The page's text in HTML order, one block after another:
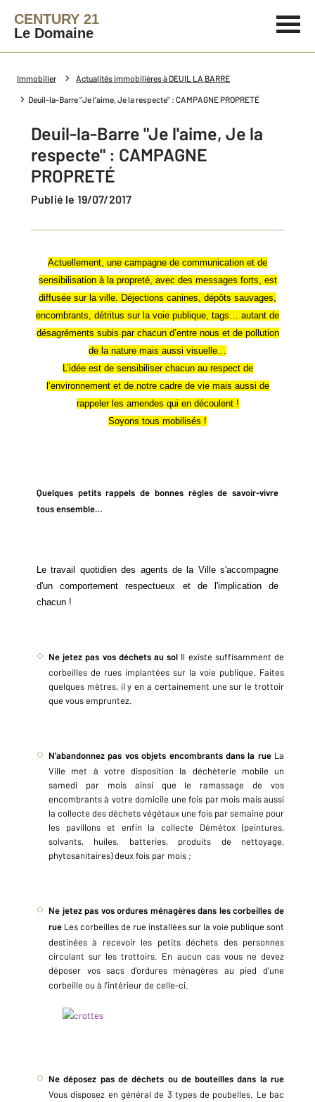
CENTURY 21
Le Domaine
Immobilier Actualités immobilières à DEUIL LA BARRE
Deuil-la-Barre "Je l'aime, Je la respecte" : CAMPAGNE PROPRETÉ
Deuil-la-Barre "Je l'aime, Je la
respecte" : CAMPAGNE
PROPRETÉ
Publié le 19/07/2017
Actuellement, une campagne de communication et de
sensibilisation à la propreté, avec des messages forts, est
diffusée sur la ville. Déjections canines, dépôts sauvages,
encombrants, détritus sur la voie publique, tags… autant de
désagréments subis par chacun d’entre nous et de pollution
de la nature mais aussi visuelle…
L’idée est de sensibiliser chacun au respect de
l’environnement et de notre cadre de vie mais aussi de
rappeler les amendes qui en découlent !
Soyons tous mobilisés !
Quelques petits rappels de bonnes règles de savoir-vivre
tous ensemble…
Le travail quotidien des agents de la Ville s'accompagne
d'un comportement respectueux et de l'implication de
chacun !
Ne jetez pas vos déchets au sol Il existe suffisamment de
corbeilles de rues implantées sur la voie publique. Faites
quelques mètres, il y en a certainement une sur le trottoir
que vous empruntez.
N'abandonnez pas vos objets encombrants dans la rue La
Ville met à votre disposition la déchèterie mobile un
samedi par mois ainsi que le ramassage de vos
encombrants à votre domicile une fois par mois mais aussi
la collecte des déchets végétaux une fois par semaine pour
les pavillons et enfin la collecte Démétox (peintures,
solvants, huiles, batteries, produits de nettoyage,
phytosanitaires) deux fois par mois ;
Ne jetez pas vos ordures ménagères dans les corbeilles de
rue Les corbeilles de rue installées sur la voie publique sont
destinées à recevoir les petits déchets des personnes
circulant sur les trottoirs. En aucun cas vous ne devez
déposer vos sacs d'ordures ménagères au pied d'une
corbeille ou à l'intérieur de celle-ci.
Ne déposez pas de déchets ou de bouteilles dans la rue
Vous disposez en général de 3 types de poubelles. Le bac